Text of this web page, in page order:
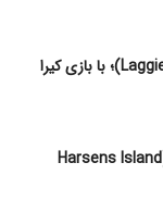
پیشنهاد فیلم کند ذهن ها (Laggies 2014)؛ با بازی کیرا
پیشنهاد فیلم انتقام جزیره هارسنز (Harsens Island